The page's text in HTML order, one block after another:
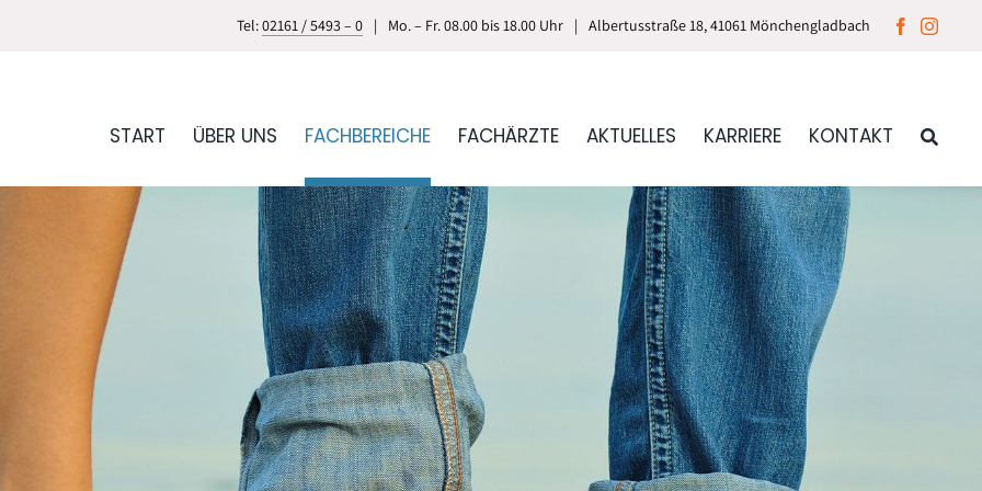
Tel:02161 / 5493 – 0 | Mo. – Fr. 08.00 bis 18.00 Uhr | Albertusstraße 18, 41061 Mönchengladbach
START ÜBER UNS FACHBEREICHE FACHÄRZTE AKTUELLES KARRIERE KONTAKT